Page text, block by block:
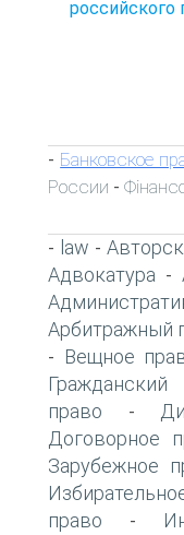
российского
- Банковское
России -
- law -
Адвокатура -
Арбитражный
- Вещное
право -
Договорное
Зарубежное
право -